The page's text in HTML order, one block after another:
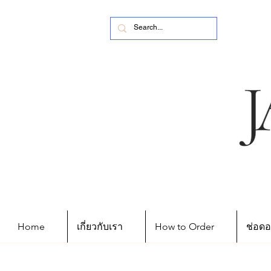
Home เกี่ยวกับเรา How to Order ช่อด